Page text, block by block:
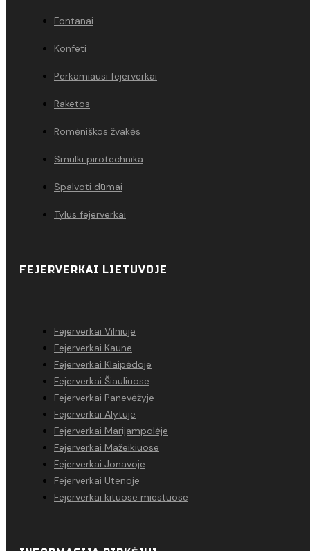
Fontanai
Konfeti
Perkamiausi fejerverkai
Raketos
Romėniškos žvakės
Smulki pirotechnika
Spalvoti dūmai
Tylūs fejerverkai
FEJERVERKAI LIETUVOJE
Fejerverkai Vilniuje
Fejerverkai Kaune
Fejerverkai Klaipėdoje
Fejerverkai Šiauliuose
Fejerverkai Panevėžyje
Fejerverkai Alytuje
Fejerverkai Marijampolėje
Fejerverkai Mažeikiuose
Fejerverkai Jonavoje
Fejerverkai Utenoje
Fejerverkai kituose miestuose